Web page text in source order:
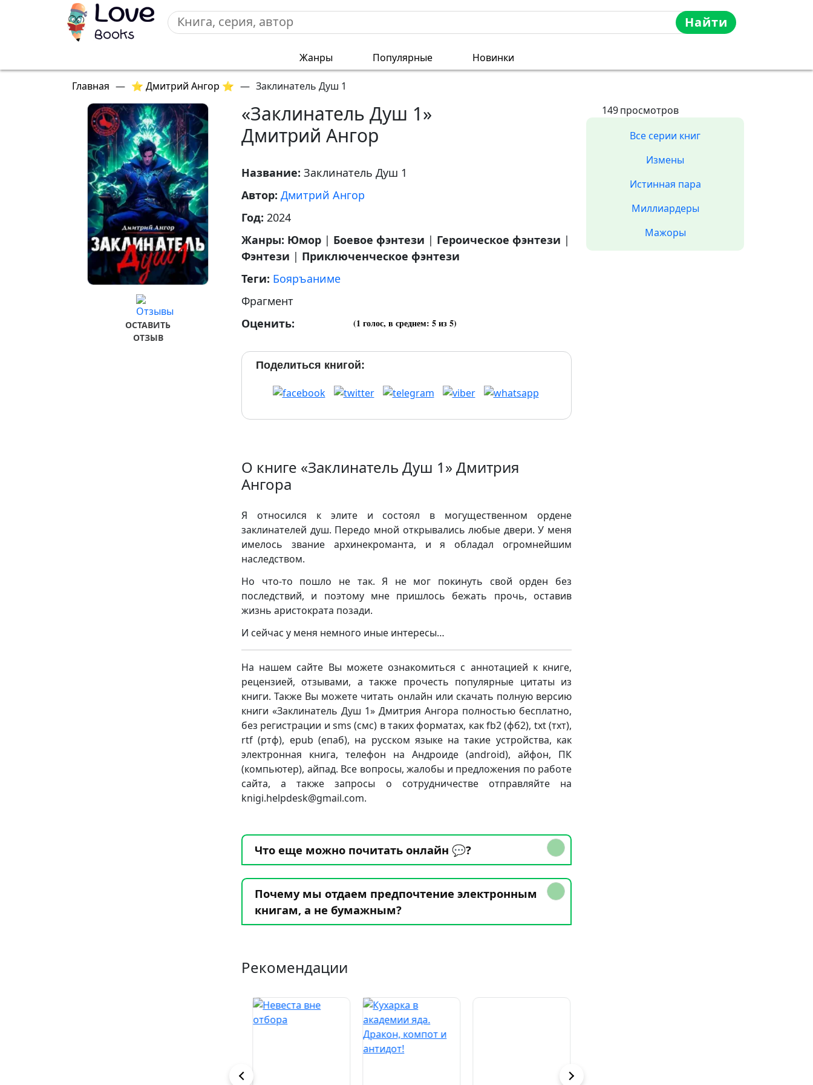
Найти
Жанры Популярные Новинки
Главная — ⭐ Дмитрий Ангор ⭐ — Заклинатель Душ 1
ОСТАВИТЬ
ОТЗЫВ
«Заклинатель Душ 1»
Дмитрий Ангор
Название: Заклинатель Душ 1
Автор: Дмитрий Ангор
Год: 2024
Жанры: Юмор | Боевое фэнтези | Героическое фэнтези |
Фэнтези | Приключенческое фэнтези
Теги: Бояръаниме
Фрагмент
Оценить:
(1 голос, в среднем: 5из 5)
Поделиться книгой:
О книге «Заклинатель Душ 1» Дмитрия
Ангора
Я относился к элите и состоял в могущественном ордене
заклинателей душ. Передо мной открывались любые двери. У меня
имелось звание архинекроманта, и я обладал огромнейшим
наследством.
Но что-то пошло не так. Я не мог покинуть свой орден без
последствий, и поэтому мне пришлось бежать прочь, оставив
жизнь аристократа позади.
И сейчас у меня немного иные интересы…
На нашем сайте Вы можете ознакомиться с аннотацией к книге,
рецензией, отзывами, а также прочесть популярные цитаты из
книги. Также Вы можете читать онлайн или скачать полную версию
книги «Заклинатель Душ 1» Дмитрия Ангора полностью бесплатно,
без регистрации и sms (смс) в таких форматах, как fb2 (фб2), txt (тхт),
rtf (ртф), epub (епаб), на русском языке на такие устройства, как
электронная книга, телефон на Андроиде (android), айфон, ПК
(компьютер), айпад. Все вопросы, жалобы и предложения по работе
сайта, а также запросы о сотрудничестве отправляйте на
knigi.helpdesk@gmail.com.
Что еще можно почитать онлайн 💬?
Почему мы отдаем предпочтение электронным
книгам, а не бумажным?
Рекомендации
149просмотров
Все серии книг
Измены
Истинная пара
Миллиардеры
Мажоры